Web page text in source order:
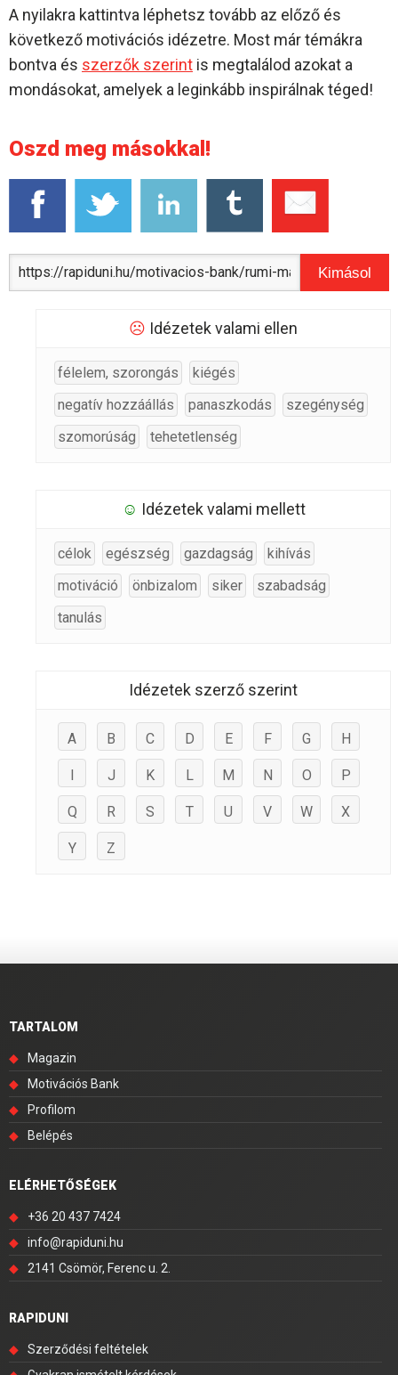
A nyilakra kattintva léphetsz tovább az előző és
következő motivációs idézetre. Most már témákra
bontva és szerzők szerint is megtalálod azokat a
mondásokat, amelyek a leginkább inspirálnak téged!
Oszd meg másokkal!
Kimásol
☹ Idézetek valami ellen
félelem, szorongás
kiégés
negatív hozzáállás
panaszkodás
szegénység
szomorúság
tehetetlenség
☺ Idézetek valami mellett
célok egészség gazdagság
kihívás
motiváció
önbizalom siker
szabadság
tanulás
Idézetek szerző szerint
A B C D E F G H
I J K L M N O P
Q R S T U V W X
Y Z
TARTALOM
◆
Magazin
◆
Motivációs Bank
◆
Profilom
◆
Belépés
ELÉRHETŐSÉGEK
◆
+36 20 437 7424
◆
info@rapiduni.hu
◆
2141 Csömör, Ferenc u. 2.
RAPIDUNI
◆
Szerződési feltételek